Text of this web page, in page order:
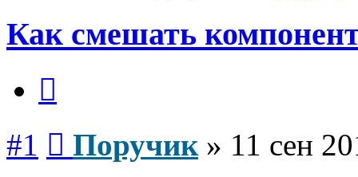
Как смешать
#1 Поручик» 11 сен